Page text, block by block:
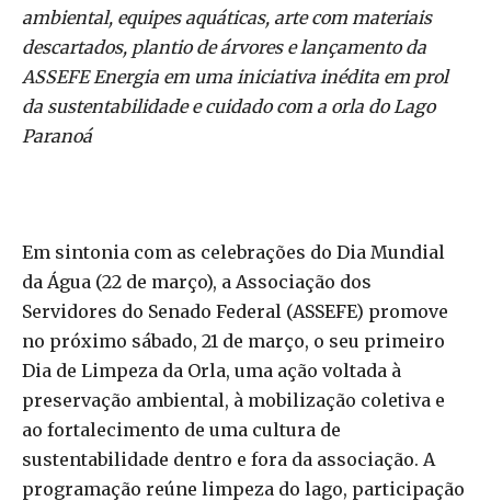
ambiental, equipes aquáticas, arte com materiais
descartados, plantio de árvores e lançamento da
ASSEFE Energia em uma iniciativa inédita em prol
da sustentabilidade e cuidado com a orla do Lago
Paranoá
Em sintonia com as celebrações do Dia Mundial
da Água (22 de março), a Associação dos
Servidores do Senado Federal (ASSEFE) promove
no próximo sábado, 21 de março, o seu primeiro
Dia de Limpeza da Orla, uma ação voltada à
preservação ambiental, à mobilização coletiva e
ao fortalecimento de uma cultura de
sustentabilidade dentro e fora da associação. A
programação reúne limpeza do lago, participação